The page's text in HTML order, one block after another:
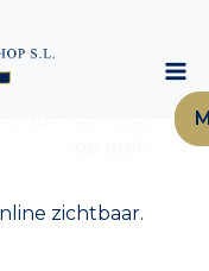
zichtbaar.